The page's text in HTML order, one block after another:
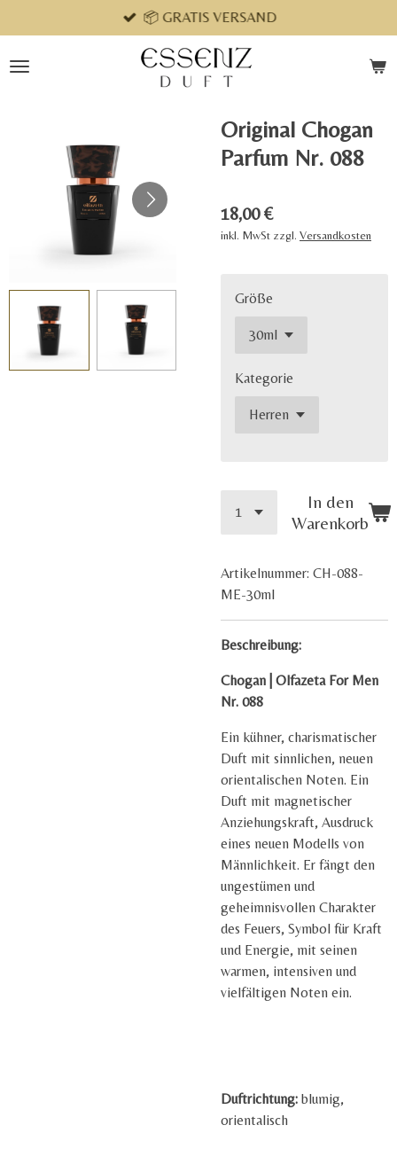
Hauptinhalt
springen
📦 GRATIS VERSAND
Original Chogan
Parfum Nr. 088
18,00 €
inkl. MwSt zzgl. Versandkosten
Größe
Kategorie
In den
Warenkorb
Artikelnummer: CH-088-
ME-30ml
Beschreibung:
Chogan | Olfazeta For Men
Nr. 088
Ein kühner, charismatischer
Duft mit sinnlichen, neuen
orientalischen Noten. Ein
Duft mit magnetischer
Anziehungskraft, Ausdruck
eines neuen Modells von
Männlichkeit. Er fängt den
ungestümen und
geheimnisvollen Charakter
des Feuers, Symbol für Kraft
und Energie, mit seinen
warmen, intensiven und
vielfältigen Noten ein.
Duftrichtung: blumig,
orientalisch